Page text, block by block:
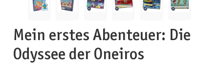
Mein erstes Abenteuer: Die
Odyssee der Oneiros